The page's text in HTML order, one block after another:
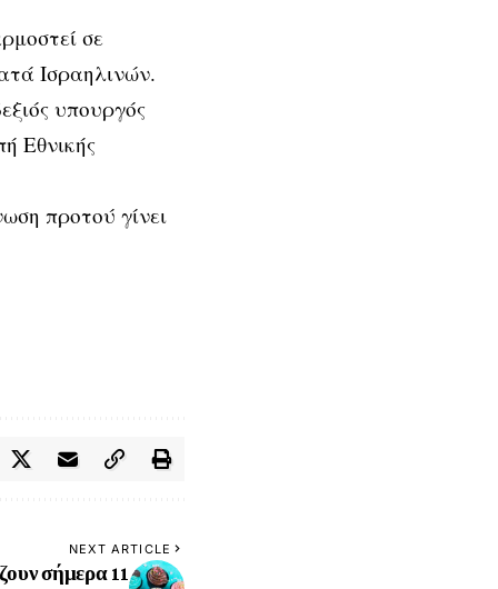
σε
Ισραηλινών.
υπουργός
Εθνικής
προτού γίνει
NEXT ARTICLE
σήμερα 11